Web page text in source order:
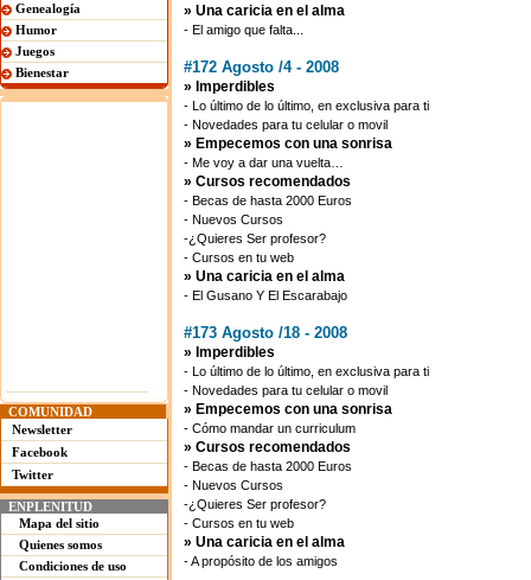
Genealogía
Humor
Juegos
Bienestar
COMUNIDAD
Newsletter
Facebook
Twitter
ENPLENITUD
Mapa del sitio
Quienes somos
Condiciones de uso
» Una caricia en el alma
- El amigo que falta...
#172 Agosto /4 - 2008
» Imperdibles
- Lo último de lo último, en exclusiva para ti
- Novedades para tu celular o movil
» Empecemos con una sonrisa
- Me voy a dar una vuelta…
» Cursos recomendados
- Becas de hasta 2000 Euros
- Nuevos Cursos
-¿Quieres Ser profesor?
- Cursos en tu web
» Una caricia en el alma
- El Gusano Y El Escarabajo
#173 Agosto /18 - 2008
» Imperdibles
- Lo último de lo último, en exclusiva para ti
- Novedades para tu celular o movil
» Empecemos con una sonrisa
- Cómo mandar un curriculum
» Cursos recomendados
- Becas de hasta 2000 Euros
- Nuevos Cursos
-¿Quieres Ser profesor?
- Cursos en tu web
» Una caricia en el alma
- A propósito de los amigos